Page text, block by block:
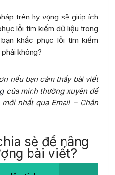
trên hy vọng sẽ giúp ích
lỗi tìm kiếm dữ liệu trong
khắc phục lỗi tìm kiếm
không?
nếu bạn cảm thấy bài viết
của mình thường xuyên để
nhất qua Email – Chân
sẻ để nâng
bài viết?